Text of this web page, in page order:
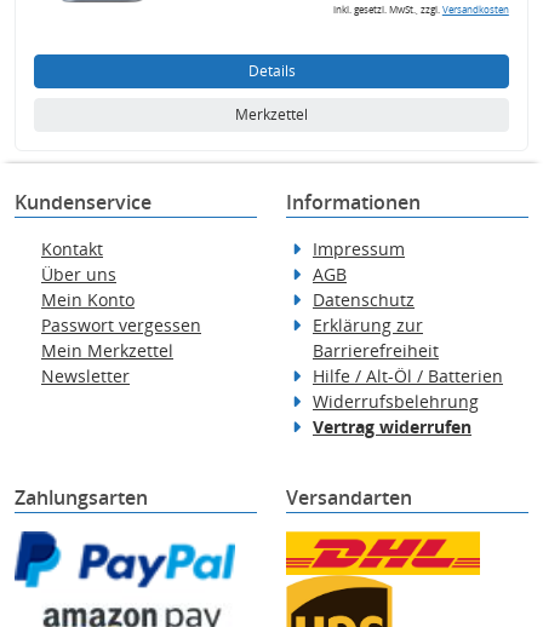
inkl. gesetzl. MwSt., zzgl.Versandkosten
Details
Merkzettel
Kundenservice
Kontakt
Über uns
Mein Konto
Passwort vergessen
Mein Merkzettel
Newsletter
Informationen
Impressum
AGB
Datenschutz
Erklärung zur
Barrierefreiheit
Hilfe / Alt-Öl / Batterien
Widerrufsbelehrung
Vertrag widerrufen
Zahlungsarten Versandarten